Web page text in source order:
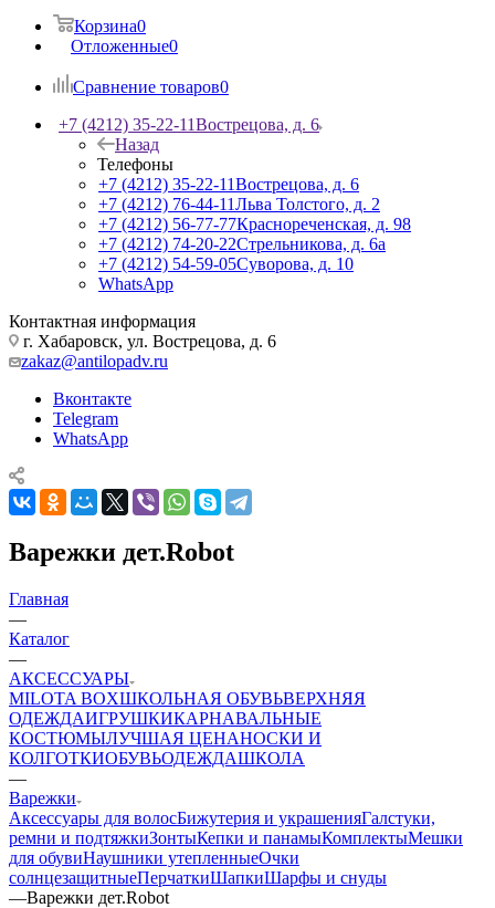
Корзина0
Отложенные0
Сравнение товаров0
+7 (4212) 35-22-11Вострецова, д. 6
Назад
Телефоны
+7 (4212) 35-22-11Вострецова, д. 6
+7 (4212) 76-44-11Льва Толстого, д. 2
+7 (4212) 56-77-77Краснореченская, д. 98
+7 (4212) 74-20-22Стрельникова, д. 6а
+7 (4212) 54-59-05Суворова, д. 10
WhatsApp
Контактная информация
г. Хабаровск, ул. Вострецова, д. 6
zakaz@antilopadv.ru
Вконтакте
Telegram
WhatsApp
Варежки дет.Robot
Главная
—
Каталог
—
АКСЕССУАРЫ
MILOTA BOXШКОЛЬНАЯ ОБУВЬВЕРХНЯЯ
ОДЕЖДАИГРУШКИКАРНАВАЛЬНЫЕ
КОСТЮМЫЛУЧШАЯ ЦЕНАНОСКИ И
КОЛГОТКИОБУВЬОДЕЖДАШКОЛА
—
Варежки
Аксессуары для волосБижутерия и украшенияГалстуки,
ремни и подтяжкиЗонтыКепки и панамыКомплектыМешки
для обувиНаушники утепленныеОчки
солнцезащитныеПерчаткиШапкиШарфы и снуды
—Варежки дет.Robot